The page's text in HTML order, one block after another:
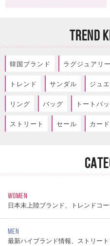
TREND
韓国ブランド ラグジュアリ
トレンド サンダル ジュ
リング バッグ トートバ
ストリート セール カー
WOMEN
日本未上陸ブランド、トレンドコ
MEN
最新ハイブランド情報、ストリー